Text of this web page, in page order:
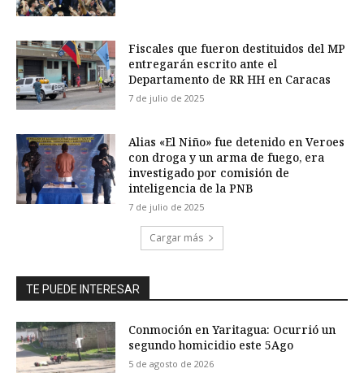
Fiscales que fueron destituidos del MP
entregarán escrito ante el
Departamento de RR HH en Caracas
7 de julio de 2025
Alias «El Niño» fue detenido en Veroes
con droga y un arma de fuego, era
investigado por comisión de
inteligencia de la PNB
7 de julio de 2025
Cargar más
TE PUEDE INTERESAR
Conmoción en Yaritagua: Ocurrió un
segundo homicidio este 5Ago
5 de agosto de 2026